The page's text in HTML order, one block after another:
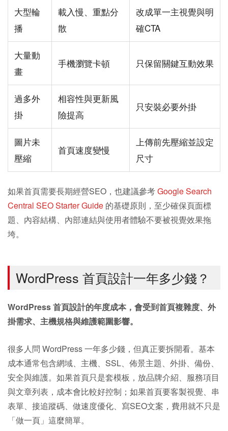
大型輪
播
載入慢、重點分
散
改成單一主視覺與明
確CTA
大量動
畫
手機瀏覽卡頓 只保留關鍵互動效果
過多外
掛
相容性與更新風
險提高
只安裝必要外掛
圖片未
壓縮
首頁速度變慢
上傳前先壓縮並設定
尺寸
如果首頁需要長期經營SEO，也建議參考Google Search
Central SEO Starter Guide 的基礎原則，至少確保頁面標
題、內容結構、內部連結與使用者體驗不要被視覺效果拖
垮。
WordPress 首頁設計一年多少錢？
WordPress 首頁設計的年度成本，會受到首頁複雜度、外
掛需求、主機規格與維護範圍影響。
很多人問 WordPress 一年多少錢，但真正要拆開看。基本
成本通常包含網域、主機、SSL、佈景主題、外掛、備份、
安全與維護。如果首頁只是套模板，放品牌介紹、服務項目
與文章列表，成本會比較好控制；如果首頁要客製視覺、串
表單、接追蹤碼、做速度優化、寫SEO文案，費用就不只是
「做一頁」這麼簡單。